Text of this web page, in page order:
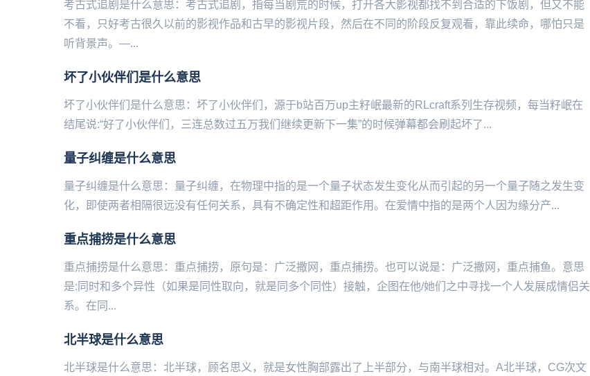
考古式追剧是什么意思：考古式追剧，指每当剧荒的时候，打开各大影视都找不到合适的下饭剧，但又不能
不看，只好考古很久以前的影视作品和古早的影视片段，然后在不同的阶段反复观看，靠此续命，哪怕只是
听背景声。—...
坏了小伙伴们是什么意思
坏了小伙伴们是什么意思：坏了小伙伴们，源于b站百万up主籽岷最新的RLcraft系列生存视频，每当籽岷在
结尾说:“好了小伙伴们，三连总数过五万我们继续更新下一集‌‌‌‌‌‌‌‌”的时候弹幕都会刷起坏了...
量子纠缠是什么意思
量子纠缠是什么意思：量子纠缠，在物理中指的是一个量子状态发生变化从而引起的另一个量子随之发生变
化，即使两者相隔很远没有任何关系，具有不确定性和超距作用。在‌‌‌‌‌‌‌‌‌爱情中指的是两个人因为缘分产...
重点捕捞是什么意思
重点捕捞是什么意思：重点捕捞，原句是：广泛撒网，重点捕捞。也可以说是：广泛撒网，重点捕鱼。意思
是:同时和多个异性（如果是同性取向，就是同多个同性）接触，企图在他/她们之中寻找一个人发展成情侣关
系。在同...
北半球是什么意思
北半球是什么意思：北半球，顾名‌‌‌‌‌‌‌‌‌‌‌‌思义，就是女性胸部露出了上半部分，与南半球相对。A北半球，CG次文